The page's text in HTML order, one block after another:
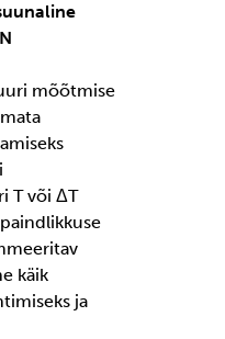
mõõtmise
T või ΔT
käik
ja